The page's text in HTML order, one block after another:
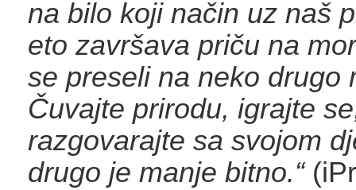
na bilo koji način uz naš
eto završava priču na
se preseli na neko drugo
Čuvajte prirodu, igrajte
razgovarajte sa svojom
drugo je manje bitno.“